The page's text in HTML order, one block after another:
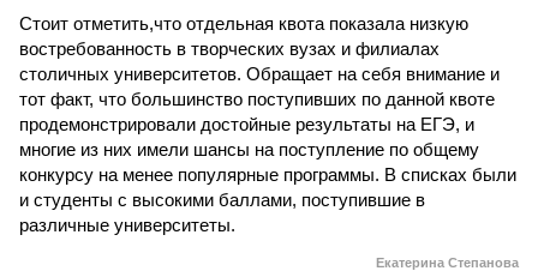
Стоит отметить,что отдельная квота показала низкую
востребованность в творческих вузах и филиалах
столичных университетов. Обращает на себя внимание и
тот факт, что большинство поступивших по данной квоте
продемонстрировали достойные результаты на ЕГЭ, и
многие из них имели шансы на поступление по общему
конкурсу на менее популярные программы. В списках были
и студенты с высокими баллами, поступившие в
различные университеты.
Екатерина Степанова